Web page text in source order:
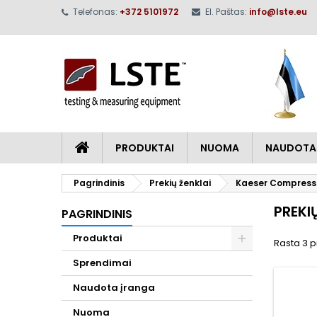
Telefonas: +372 5101972 El. Paštas: info@lste.eu
PRODUKTAI NUOMA
Pagrindinis Prekių ženklai Kaeser
PAGRINDINIS
Produktai
Sprendimai
Naudota įranga
Nuoma
Rasta 3